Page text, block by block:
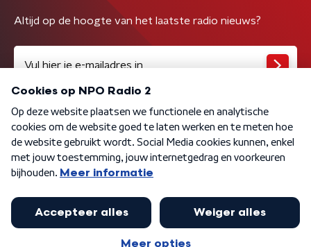
Altijd op de hoogte van het laatste radio nieuws?
Algemene voorwaarden